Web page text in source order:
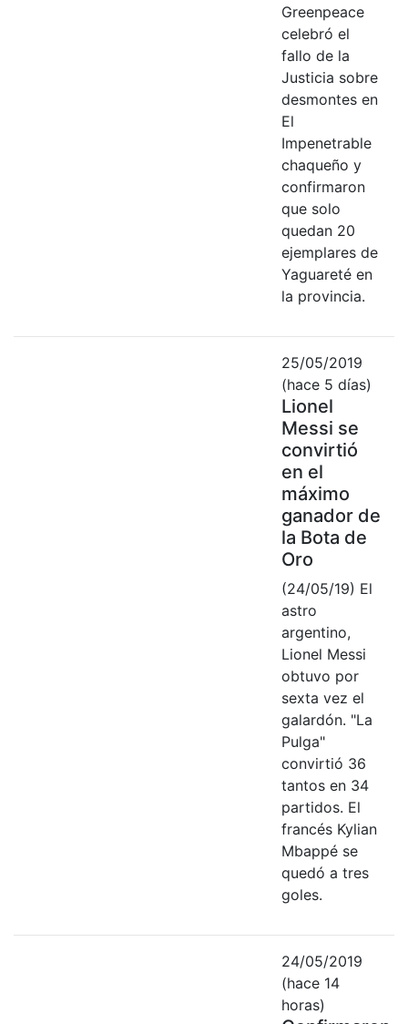
Greenpeace
celebró el
fallo de la
Justicia sobre
desmontes en
El
Impenetrable
chaqueño y
confirmaron
que solo
quedan 20
ejemplares de
Yaguareté en
la provincia.
25/05/2019
(hace 5 días)
Lionel
Messi se
convirtió
en el
máximo
ganador de
la Bota de
Oro
(24/05/19) El
astro
argentino,
Lionel Messi
obtuvo por
sexta vez el
galardón. "La
Pulga"
convirtió 36
tantos en 34
partidos. El
francés Kylian
Mbappé se
quedó a tres
goles.
24/05/2019
(hace 14
horas)